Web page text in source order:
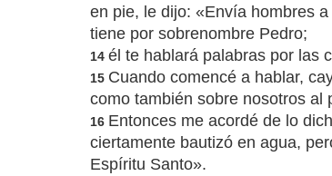
en pie, le dijo: «Envía hombres
tiene por sobrenombre Pedro;
14él te hablará palabras por las
15 Cuando comencé a hablar,
como también sobre nosotros al
16 Entonces me acordé de lo
ciertamente bautizó en agua,
Espíritu Santo».